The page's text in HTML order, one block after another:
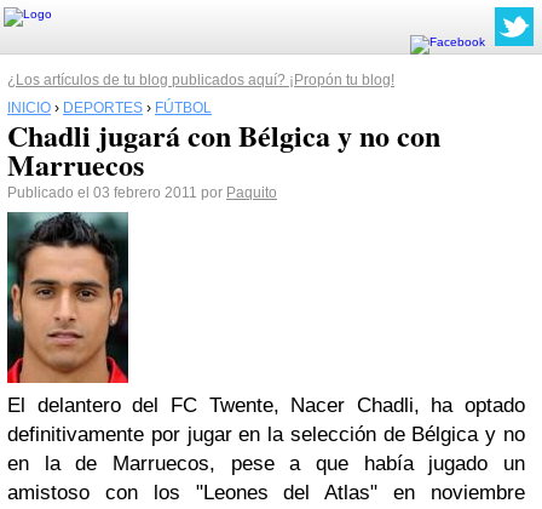
¿Los artículos de tu blog publicados aquí? ¡Propón tu blog!
INICIO › DEPORTES › FÚTBOL
Chadli jugará con Bélgica y no con
Marruecos
Publicado el 03 febrero 2011 por Paquito
El delantero del FC Twente, Nacer Chadli, ha optado
definitivamente por jugar en la selección de Bélgica y no
en la de Marruecos, pese a que había jugado un
amistoso con los "Leones del Atlas" en noviembre